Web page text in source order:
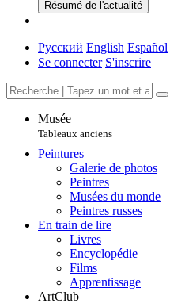
Résumé de l'actualité
Русский English Español
Se connecter S'inscrire
Musée
Tableaux anciens
Peintures
Galerie de photos
Peintres
Musées du monde
Peintres russes
En train de lire
Livres
Encyclopédie
Films
Apprentissage
ArtClub